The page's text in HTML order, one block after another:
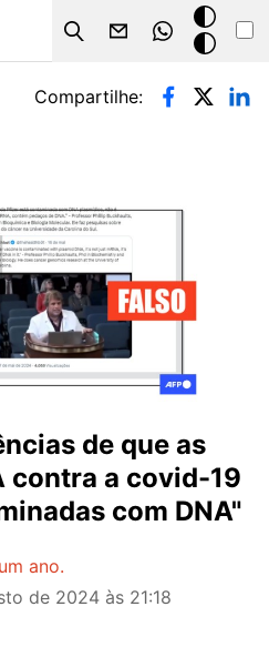
Search
Modo
escuro
Compartilhe:
de que as
contra a covid-19
com DNA"
ano.
de 2024 às 21:18